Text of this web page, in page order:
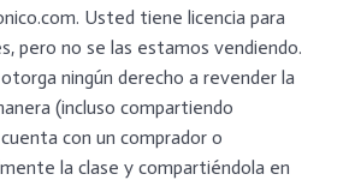
Usted tiene licencia para
pero no se las estamos vendiendo.
ningún derecho a revender la
(incluso compartiendo
con un comprador o
la clase y compartiéndola en